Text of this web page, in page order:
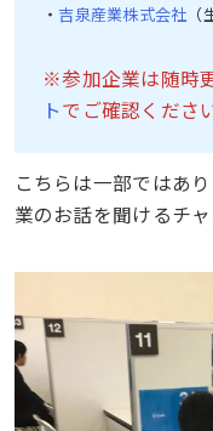
・吉泉産業株式会社
※参加企業は随時
トでご確認ください
こちらは一部ではあ
業のお話を聞けるチャ